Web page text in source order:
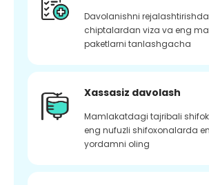
Davolanishni rejalashtirishda
chiptalardan viza va eng
paketlarni tanlashgacha
Xassasiz davolash
Mamlakatdagi tajribali
eng nufuzli shifoxonalarda
yordamni oling